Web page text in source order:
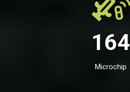
164
Microchip